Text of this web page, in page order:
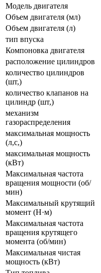
Модель двигателя
Объем двигателя (мл)
Объем двигателя (л)
тип впуска
Компоновка двигателя
расположение цилиндров
количество цилиндров
(шт,)
количество клапанов на
цилиндр (шт,)
механизм
газораспределения
максимальная мощность
(л,с,)
максимальная мощность
(кВт)
Максимальная частота
вращения мощности (об/
мин)
Максимальный крутящий
момент (Н·м)
Максимальная частота
вращения крутящего
момента (об/мин)
Максимальная чистая
мощность (кВт)